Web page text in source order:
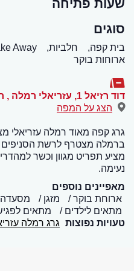
שעות פתיחה
סוגים
בית קפה, חלביות, Away,
ארוחות בוקר
דוד רזיאל 1, עזריאלי רמלה ,
הצג על המפה
גרג קפה מאוד רמלה עזריאלי
ברמלה מצטרף לרשת
מציע תפריט מגוון וכשר
נעימה.
מאפיינים נוספים
ארוחת בוקר
מזגן
מתאים לילדים
מתאים
טעויות נפוצות גרג רמלה